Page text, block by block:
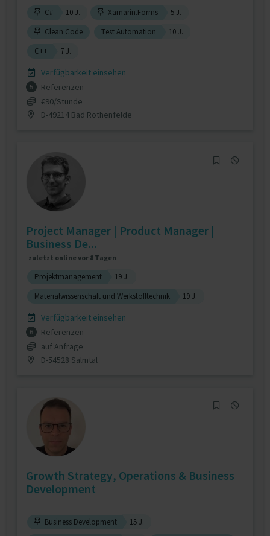
C# 10 J. Xamarin.Forms
5 J.
Clean Code
Test Automation
10 J.
C++
7 J.
Verfügbarkeit einsehen
5
Referenzen
€90/Stunde
D-49214 Bad Rothenfelde
Project Manager | Product Manager |
Business De...
zuletzt online vor 8 Tagen
Projektmanagement
19 J.
Materialwissenschaft und Werkstofftechnik
19 J.
Verfügbarkeit einsehen
6
Referenzen
auf Anfrage
D-54528 Salmtal
Growth Strategy, Operations & Business
Development
Business Development 15 J.